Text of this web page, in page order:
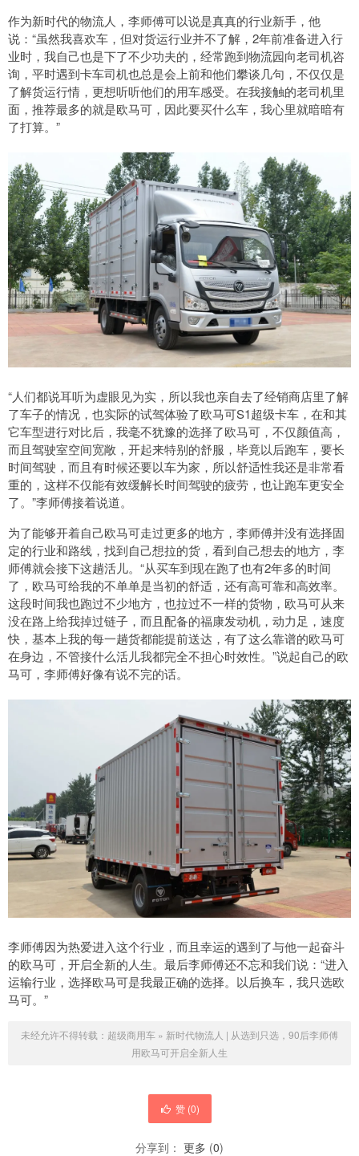
作为新时代的物流人，李师傅可以说是真真的行业新手，他
说：“虽然我喜欢车，但对货运行业并不了解，2年前准备进入行
业时，我自己也是下了不少功夫的，经常跑到物流园向老司机咨
询，平时遇到卡车司机也总是会上前和他们攀谈几句，不仅仅是
了解货运行情，更想听听他们的用车感受。在我接触的老司机里
面，推荐最多的就是欧马可，因此要买什么车，我心里就暗暗有
了打算。”
“人们都说耳听为虚眼见为实，所以我也亲自去了经销商店里了解
了车子的情况，也实际的试驾体验了欧马可S1超级卡车，在和其
它车型进行对比后，我毫不犹豫的选择了欧马可，不仅颜值高，
而且驾驶室空间宽敞，开起来特别的舒服，毕竟以后跑车，要长
时间驾驶，而且有时候还要以车为家，所以舒适性我还是非常看
重的，这样不仅能有效缓解长时间驾驶的疲劳，也让跑车更安全
了。”李师傅接着说道。
为了能够开着自己欧马可走过更多的地方，李师傅并没有选择固
定的行业和路线，找到自己想拉的货，看到自己想去的地方，李
师傅就会接下这趟活儿。“从买车到现在跑了也有2年多的时间
了，欧马可给我的不单单是当初的舒适，还有高可靠和高效率。
这段时间我也跑过不少地方，也拉过不一样的货物，欧马可从来
没在路上给我掉过链子，而且配备的福康发动机，动力足，速度
快，基本上我的每一趟货都能提前送达，有了这么靠谱的欧马可
在身边，不管接什么活儿我都完全不担心时效性。”说起自己的欧
马可，李师傅好像有说不完的话。
李师傅因为热爱进入这个行业，而且幸运的遇到了与他一起奋斗
的欧马可，开启全新的人生。最后李师傅还不忘和我们说：“进入
运输行业，选择欧马可是我最正确的选择。以后换车，我只选欧
马可。”
未经允许不得转载： 超级商用车 » 新时代物流人 | 从选到只选，90后李师傅
用欧马可开启全新人生
赞 (0)
分享到： 更多 (0)